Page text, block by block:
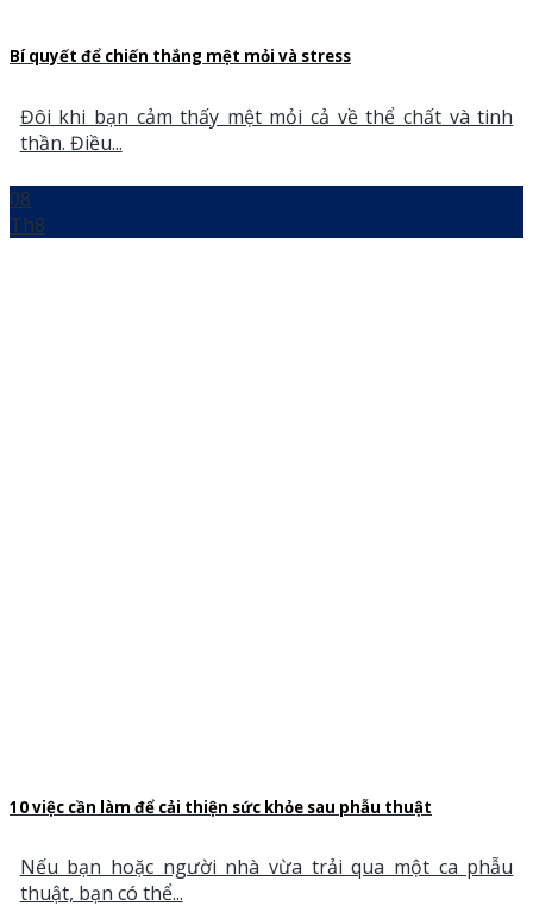
Bí quyết để chiến thắng mệt mỏi và stress
Đôi khi bạn cảm thấy mệt mỏi cả về thể chất và tinh
thần. Điều...
08
Th8
10 việc cần làm để cải thiện sức khỏe sau phẫu thuật
Nếu bạn hoặc người nhà vừa trải qua một ca phẫu
thuật, bạn có thể...